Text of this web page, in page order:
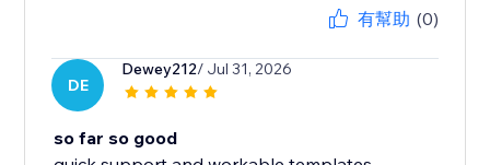
有幫助 (0)
DE
Dewey212/ Jul 31, 2026
so far so good